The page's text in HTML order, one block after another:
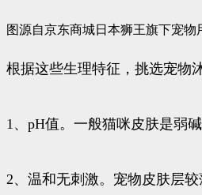
图源自京东商城日本狮王旗下宠物
根据这些生理特征，挑选宠物
1、pH值。一般猫咪皮肤是弱
2、温和无刺激。宠物皮肤层